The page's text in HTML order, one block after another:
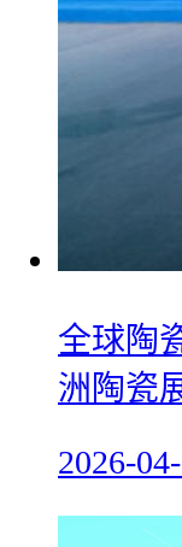
全球陶
洲陶瓷
2026-